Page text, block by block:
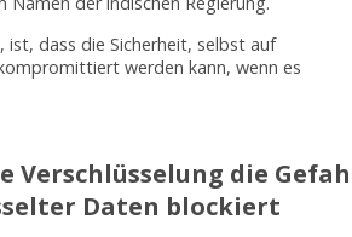
ist, dass die Sicherheit, selbst auf
werden kann, wenn es
Verschlüsselung die
Daten blockiert